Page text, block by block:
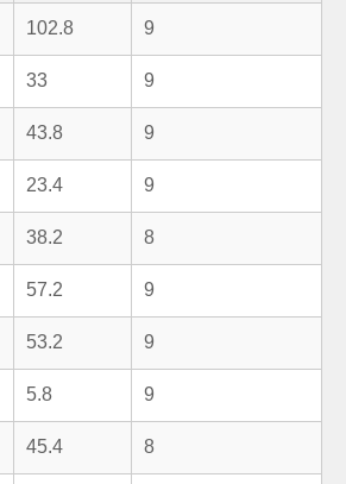
102.8 9
33 9
43.8 9
23.4 9
38.2 8
57.2 9
53.2 9
5.8 9
45.4 8